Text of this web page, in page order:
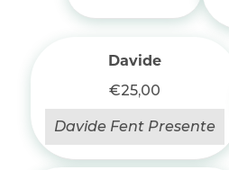
Davide
€25,00
Davide Fent Presente